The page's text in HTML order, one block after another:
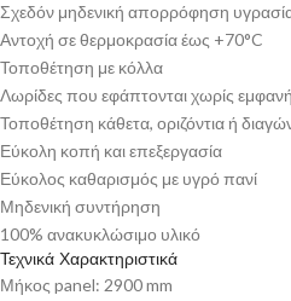
Σχεδόν μηδενική απορρόφηση
Αντοχή σε θερμοκρασία έως +70°C
Τοποθέτηση με κόλλα
Λωρίδες που εφάπτονται χωρίς
Τοποθέτηση κάθετα, οριζόντια ή
Εύκολη κοπή και επεξεργασία
Εύκολος καθαρισμός με υγρό πανί
Μηδενική συντήρηση
100% ανακυκλώσιμο υλικό
Τεχνικά Χαρακτηριστικά
Μήκος panel: 2900 mm